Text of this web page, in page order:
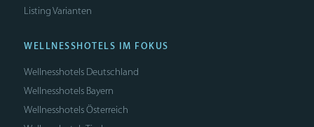
Listing Varianten
WELLNESSHOTELS IM FOKUS
Wellnesshotels Deutschland
Wellnesshotels Bayern
Wellnesshotels Österreich